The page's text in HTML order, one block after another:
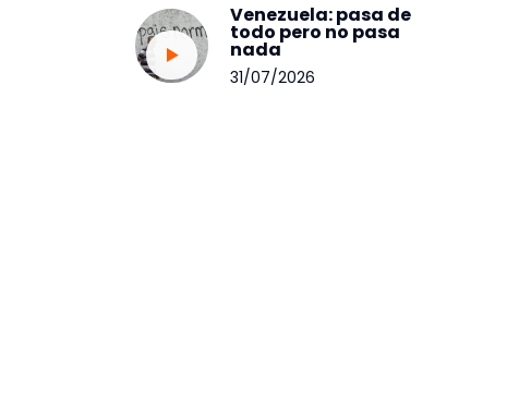
Venezuela: pasa de
todo pero no pasa
nada
31/07/2026